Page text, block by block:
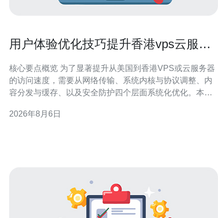
用户体验优化技巧提升香港vps云服务
核心要点概览 为了显著提升从美国到香港VPS或云服务器
的访问速度，需要从网络传输、系统内核与协议调整、内
容分发与缓存、以及安全防护四个层面系统化优化。本文
Anycast、打开TCP BBR与MTU调整、采用HTTP/2/QUIC
2026年8月6日